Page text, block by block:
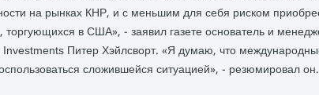
на рынках КНР, и с меньшим для себя риском
торгующихся в США», - заявил газете основатель и
Питер Хэйлсворт. «Я думаю, что
сложившейся ситуацией», - резюмировал он.